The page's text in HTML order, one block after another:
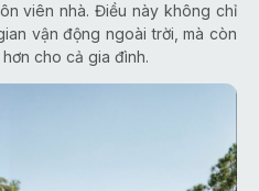
viên nhà. Điều này không chỉ
vận động ngoài trời, mà còn
cho cả gia đình.